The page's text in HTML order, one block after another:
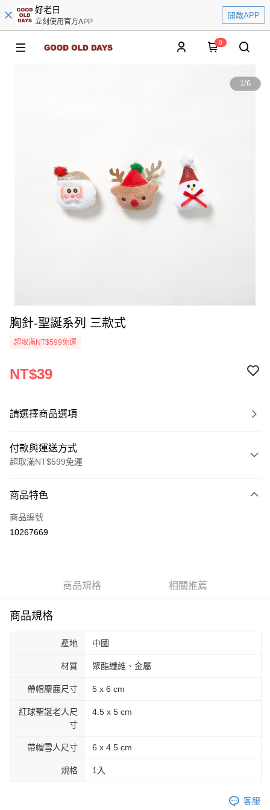
好老日
立刻使用官方APP
開啟APP
0
1/6
胸針-聖誕系列 三款式
超取滿NT$599免運
NT$39
請選擇商品選項
付款與運送方式
超取滿NT$599免運
信用卡一次付款
超商取貨付款
悠遊付
【關於「AFTEE先享後付」】
便利好安心！
１．簡單：不需註冊會員、不需綁卡、不需儲值。
２．便利：只要手機號碼，簡訊認證，即可結帳。
１．於結帳方式選擇「AFTEE先享後付」後，將跳轉至「AFTEE先享後付」
３．收到繳費通知簡訊後14天內，點擊此簡訊中的連結，可透過四大超商／
ATM付款
全家取貨付款
商品特色
商品編號
10267669
商品規格 相關推薦
商品規格
產地 中國
材質 聚酯纖維、金屬
帶帽麋鹿尺寸 5 x 6 cm
紅球聖誕老人尺
寸
4.5 x 5 cm
帶帽雪人尺寸 6 x 4.5 cm
規格 1入
客服